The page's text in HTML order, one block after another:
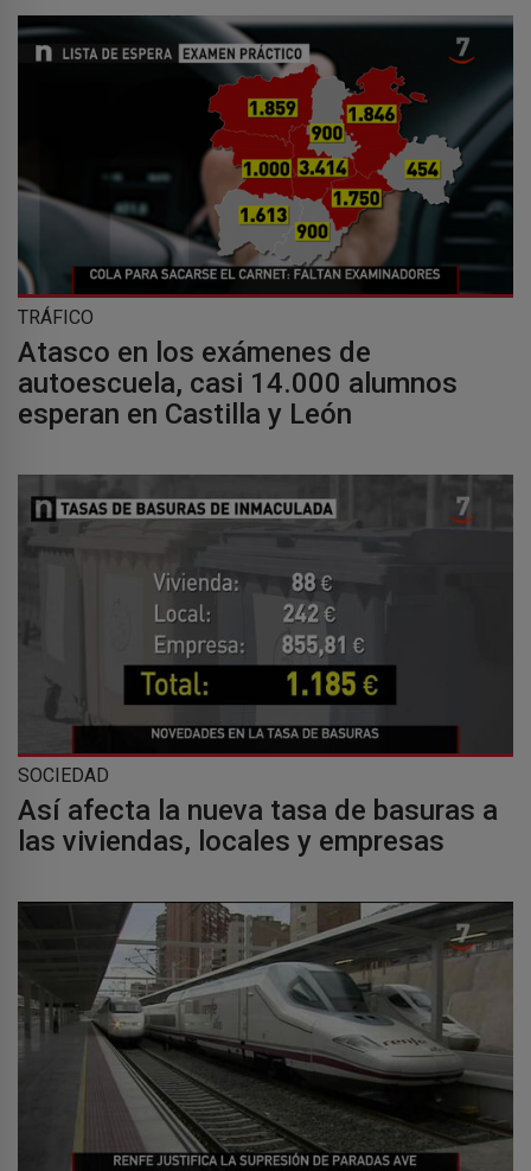
TRÁFICO
Atasco en los exámenes de
autoescuela, casi 14.000 alumnos
esperan en Castilla y León
SOCIEDAD
Así afecta la nueva tasa de basuras a
las viviendas, locales y empresas